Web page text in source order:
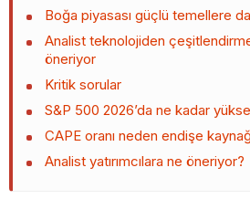
Boğa piyasası güçlü temellere
Analist teknolojiden
öneriyor
Kritik sorular
S&P 500 2026’da ne kadar
CAPE oranı neden endişe
Analist yatırımcılara ne öneriyor?